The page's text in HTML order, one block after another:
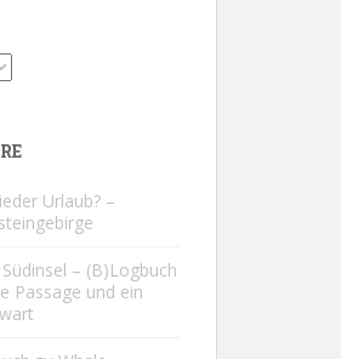
Urlaub? –
– (B)Logbuch
Passage und ein